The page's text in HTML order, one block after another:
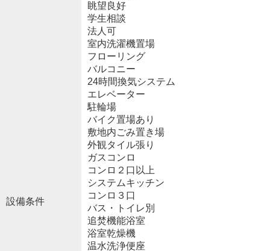
設備条件
眺望良好
学生相談
法人可
室内洗濯機置場
フローリング
バルコニー
24時間換気システム
エレベーター
駐輪場
バイク置場あり
敷地内ごみ置き場
外観タイル張り
ガスコンロ
コンロ２口以上
システムキッチン
コンロ３口
バス・トイレ別
追焚機能浴室
浴室乾燥機
温水洗浄便座